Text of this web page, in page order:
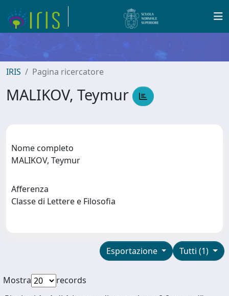
IRIS Pagina ricercatore
MALIKOV, Teymur
Nome completo
MALIKOV, Teymur
Afferenza
Classe di Lettere e Filosofia
Tutti (1)
Esportazione
Mostra
records